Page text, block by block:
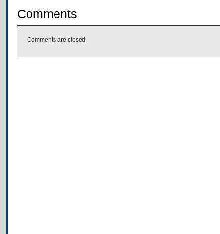
Comments
Comments are closed.